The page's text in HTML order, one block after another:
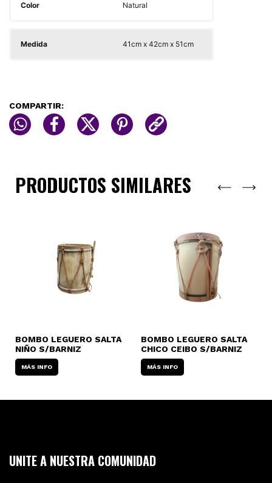
Color Natural
Medida 41cm x 42cm x 51cm
COMPARTIR:
PRODUCTOS SIMILARES
BOMBO LEGUERO SALTA
NIÑO S/BARNIZ
MÁS INFO
BOMBO LEGUERO SALTA
CHICO CEIBO S/BARNIZ
MÁS INFO
UNITE A NUESTRA COMUNIDAD